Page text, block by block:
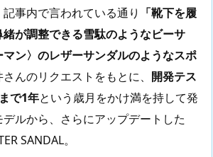
事内で言われている通り 「靴下を履
が調整できる雪駄のようなビーサ
ン〉のレザーサンダルのようなスポ
んのリクエストをもとに、 開発テス
で1年という歳月をかけ満を持して発
ルから、さらにアップデートした
SANDAL。